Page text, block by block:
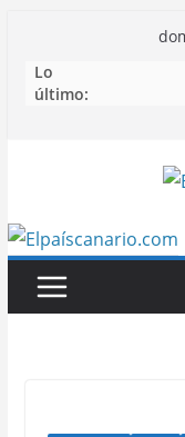
contenido
Lo
último: